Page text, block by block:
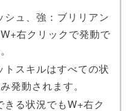
ュ、強：ブリリアン
右クリックで発動で
トスキルはすべての状
発動されます。
る状況でもW+右ク